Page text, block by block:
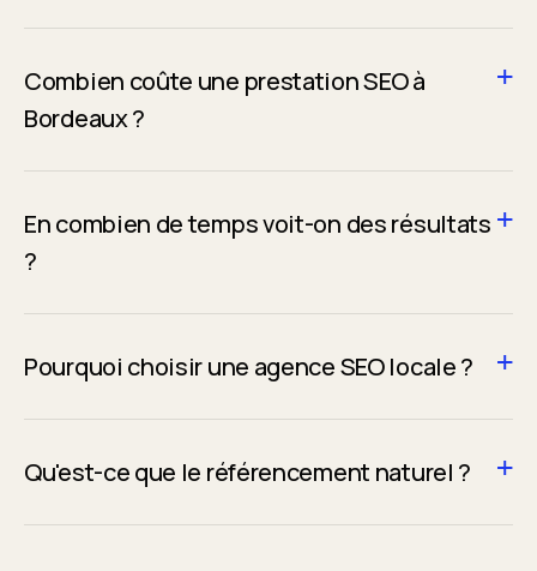
Combien coûte une prestation SEO à
Bordeaux ?
En combien de temps voit-on des résultats
?
Pourquoi choisir une agence SEO locale ?
Qu'est-ce que le référencement naturel ?